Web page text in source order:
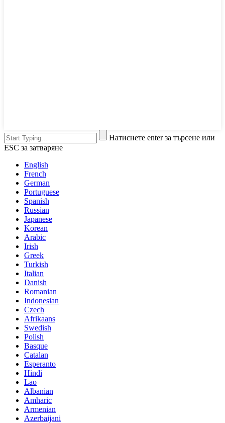
Натиснете enter за търсене или
ESC за затваряне
English
French
German
Portuguese
Spanish
Russian
Japanese
Korean
Arabic
Irish
Greek
Turkish
Italian
Danish
Romanian
Indonesian
Czech
Afrikaans
Swedish
Polish
Basque
Catalan
Esperanto
Hindi
Lao
Albanian
Amharic
Armenian
Azerbaijani